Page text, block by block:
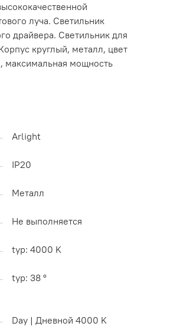
луча. Светильник
драйвера. Светильник для
круглый, металл, цвет
мощность
Arlight
IP20
Металл
Не выполняется
typ: 4000 K
typ: 38 °
Day | Дневной 4000 K